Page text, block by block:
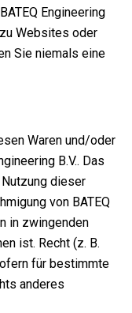
Engineering
Websites oder
Sie niemals eine
Waren und/oder
B.V.. Das
dieser
von BATEQ
in zwingenden
ist. Recht (z. B.
für bestimmte
anderes